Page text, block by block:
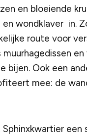
en bloeiende
en wondklaver in.
route voor
muurhagedissen
bijen. Ook een
mee: de
een